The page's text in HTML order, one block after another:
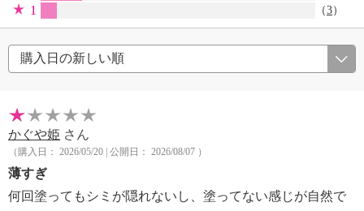
1 （3）
かぐや姫 さん
（購入日： 2026/05/20 | 公開日： 2026/08/07 ）
薄すぎ
何回塗ってもシミが隠れないし、塗ってない感じが自然で